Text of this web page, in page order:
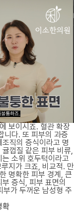
보이시죠. 혈관 확장
니다. 또 피부의 과증
직의 증식이라고 명
껍질 같은 피부 비류,
소위 호두턱이라고
지가 크죠, 비교적. 만
명확한 피부 경계, 큰
증식, 피부 표면의
가 두꺼운 남성형 주
확